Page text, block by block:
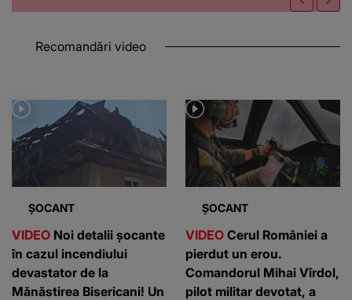
Recomandări video
ȘOCANT
VIDEO Noi detalii șocante
în cazul incendiului
devastator de la
Mănăstirea Bisericani! Un
ȘOCANT
VIDEO Cerul României a
pierdut un erou.
Comandorul Mihai Vîrdol,
pilot militar devotat, a